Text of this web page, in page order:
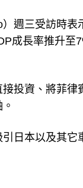
週三受訪時
成長率推升至
投資、將菲
日本以及其